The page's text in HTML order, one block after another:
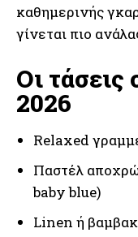
καθημερινής
γίνεται πιο
Οι
2026
Relaxed
Παστέλ
baby blue)
Linen ή